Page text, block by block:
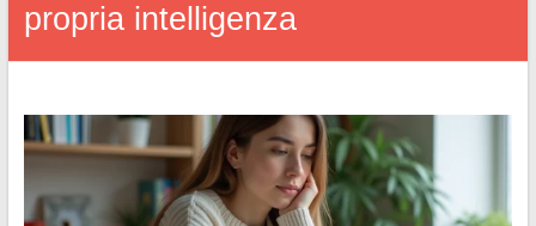
propria intelligenza